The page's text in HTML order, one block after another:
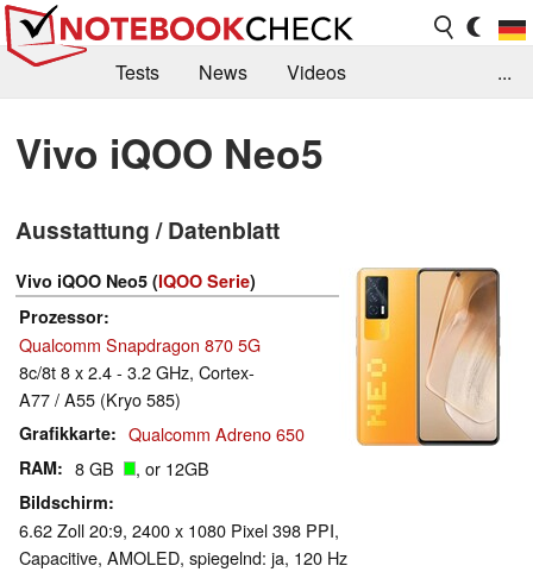
Tests News
Videos
Kaufberatung
Deals Suche
Forum
...
Vivo iQOO Neo5
Ausstattung / Datenblatt
Vivo iQOO Neo5 (IQOO Serie)
Prozessor
Qualcomm Snapdragon 870 5G
8c/8t 8 x 2.4 - 3.2 GHz, Cortex-
A77 / A55 (Kryo 585)
Grafikkarte Qualcomm Adreno 650
RAM 8 GB , or 12GB
Bildschirm
6.62 Zoll 20:9, 2400 x 1080 Pixel 398 PPI,
Capacitive, AMOLED, spiegelnd: ja, 120 Hz